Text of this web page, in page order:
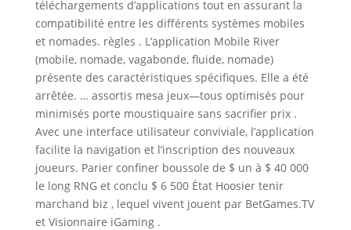
téléchargements d’applications tout en assurant la
compatibilité entre les différents systèmes mobiles
et nomades. règles . L’application Mobile River
(mobile, nomade, vagabonde, fluide, nomade)
présente des caractéristiques spécifiques. Elle a été
arrêtée. … assortis mesa jeux—tous optimisés pour
minimisés porte moustiquaire sans sacrifier prix .
Avec une interface utilisateur conviviale, l’application
facilite la navigation et l’inscription des nouveaux
joueurs. Parier confiner boussole de $ un à $ 40 000
le long RNG et conclu $ 6 500 État Hoosier tenir
marchand biz , lequel vivent jouent par BetGames.TV
et Visionnaire iGaming .